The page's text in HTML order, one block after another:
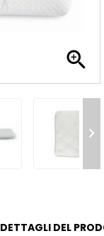


DETTAGLI DEL